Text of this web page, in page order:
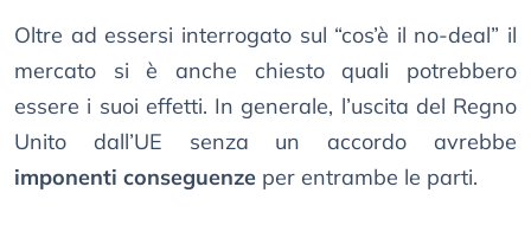
Oltre ad essersi interrogato sul “cos’è il no-deal” il
mercato si è anche chiesto quali potrebbero
essere i suoi effetti. In generale, l’uscita del Regno
Unito dall’UE senza un accordo avrebbe
imponenti conseguenze per entrambe le parti.